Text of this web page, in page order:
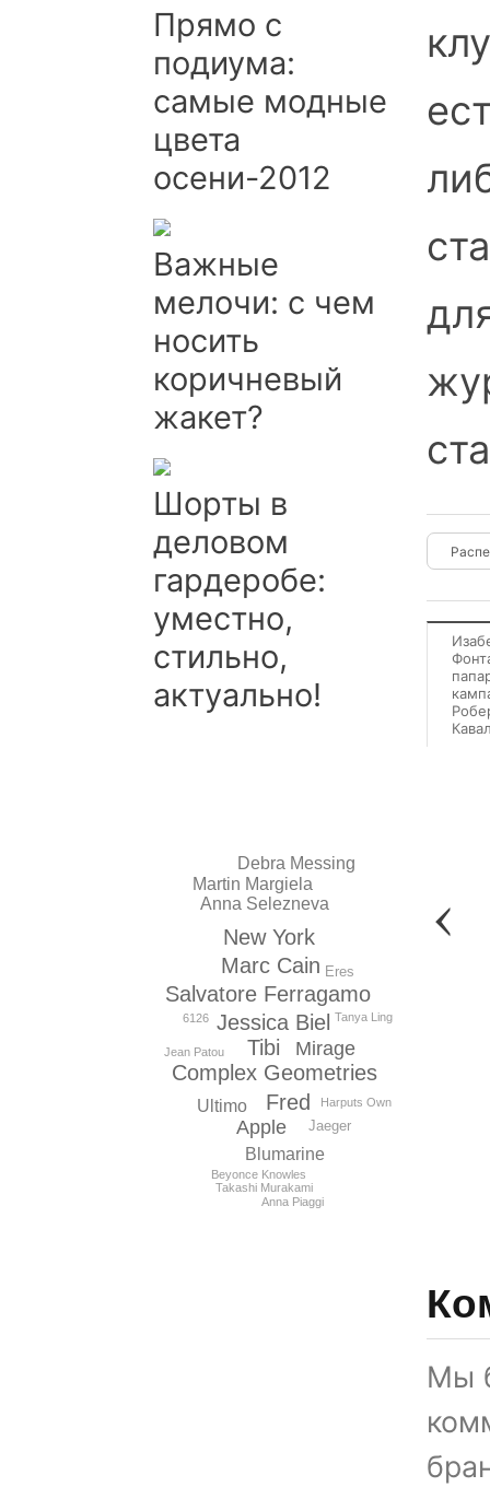
Прямо с
подиума:
самые модные
цвета
осени-2012
Важные
мелочи: с чем
носить
коричневый
жакет?
Шорты в
деловом
гардеробе:
уместно,
стильно,
актуально!
Jessica Biel
Salvatore Ferragamo
Tibi
Complex Geometries
Marc Cain
Fred
New York
Apple
Mirage
Anna Selezneva
Martin Margiela
Blumarine
Debra Messing
Ultimo
Eres
Jaeger
Beyonce Knowles
Takashi Murakami
Harputs Own
Jean Patou
Tanya Ling
Anna Piaggi
6126
Мы